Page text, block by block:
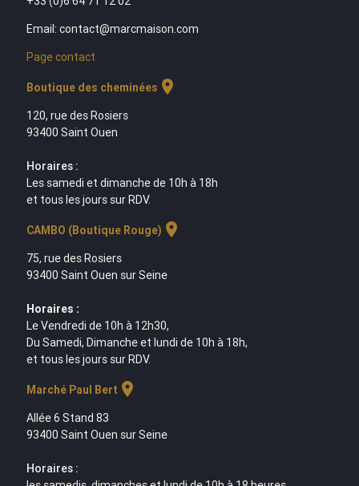
Email: contact@marcmaison.com
Page contact
Boutique des cheminées location_on
120, rue des Rosiers
93400 Saint Ouen
Horaires :
Les samedi et dimanche de 10h à 18h
et tous les jours sur RDV.
CAMBO (Boutique Rouge) location_on
75, rue des Rosiers
93400 Saint Ouen sur Seine
Horaires :
Le Vendredi de 10h à 12h30,
Du Samedi, Dimanche et lundi de 10h à 18h,
et tous les jours sur RDV.
Marché Paul Bert location_on
Allée 6 Stand 83
93400 Saint Ouen sur Seine
Horaires :